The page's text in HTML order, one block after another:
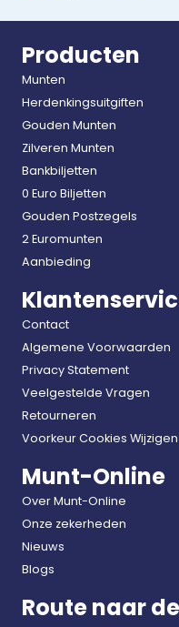
Producten
Munten
Herdenkingsuitgiften
Gouden Munten
Zilveren Munten
Bankbiljetten
0 Euro Biljetten
Gouden Postzegels
2 Euromunten
Aanbieding
Contact
Algemene Voorwaarden
Privacy Statement
Veelgestelde Vragen
Retourneren
Voorkeur Cookies Wijzigen
Munt-Online
Over Munt-Online
Onze zekerheden
Nieuws
Blogs
Route naar